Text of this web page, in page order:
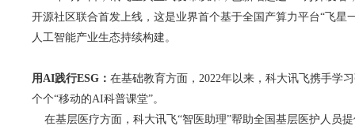
开源社区联合首发上线，这是业界首个基于全国产算力平台“飞
人工智能产业生态持续构建。
用AI践行ESG： 在基础教育方面，2022年以来，科大讯飞携手学
个个“移动的AI科普课堂”。
在基层医疗方面，科大讯飞“智医助理”帮助全国基层医护人员